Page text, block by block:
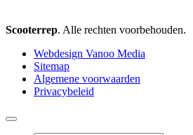
Scooterrep. Alle rechten voorbehouden.
Webdesign Vanoo Media
Sitemap
Algemene voorwaarden
Privacybeleid